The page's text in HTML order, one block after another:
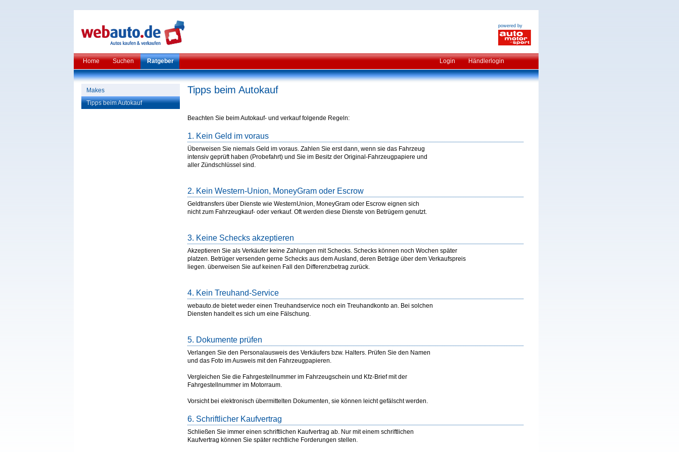
powered by
Home Suchen Ratgeber Login Händlerlogin
Makes
Tipps beim Autokauf
Tipps beim Autokauf
Beachten Sie beim Autokauf- und verkauf folgende Regeln:
1. Kein Geld im voraus
Überweisen Sie niemals Geld im voraus. Zahlen Sie erst dann, wenn sie das Fahrzeug
intensiv geprüft haben (Probefahrt) und Sie im Besitz der Original-Fahrzeugpapiere und
aller Zündschlüssel sind.
2. Kein Western-Union, MoneyGram oder Escrow
Geldtransfers über Dienste wie WesternUnion, MoneyGram oder Escrow eignen sich
nicht zum Fahrzeugkauf- oder verkauf. Oft werden diese Dienste von Betrügern genutzt.
3. Keine Schecks akzeptieren
Akzeptieren Sie als Verkäufer keine Zahlungen mit Schecks. Schecks können noch Wochen später
platzen. Betrüger versenden gerne Schecks aus dem Ausland, deren Beträge über dem Verkaufspreis
liegen. überweisen Sie auf keinen Fall den Differenzbetrag zurück.
4. Kein Treuhand-Service
webauto.de bietet weder einen Treuhandservice noch ein Treuhandkonto an. Bei solchen
Diensten handelt es sich um eine Fälschung.
5. Dokumente prüfen
Verlangen Sie den Personalausweis des Verkäufers bzw. Halters. Prüfen Sie den Namen
und das Foto im Ausweis mit den Fahrzeugpapieren.
Vergleichen Sie die Fahrgestellnummer im Fahrzeugschein und Kfz-Brief mit der
Fahrgestellnummer im Motorraum.
Vorsicht bei elektronisch übermittelten Dokumenten, sie können leicht gefälscht werden.
6. Schriftlicher Kaufvertrag
Schließen Sie immer einen schriftlichen Kaufvertrag ab. Nur mit einem schriftlichen
Kaufvertrag können Sie später rechtliche Forderungen stellen.